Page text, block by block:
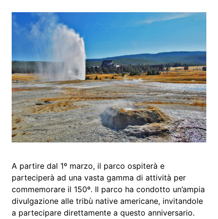
A partire dal 1º marzo, il parco ospiterà e
parteciperà ad una vasta gamma di attività per
commemorare il 150º. Il parco ha condotto un’ampia
divulgazione alle tribù native americane, invitandole
a partecipare direttamente a questo anniversario.